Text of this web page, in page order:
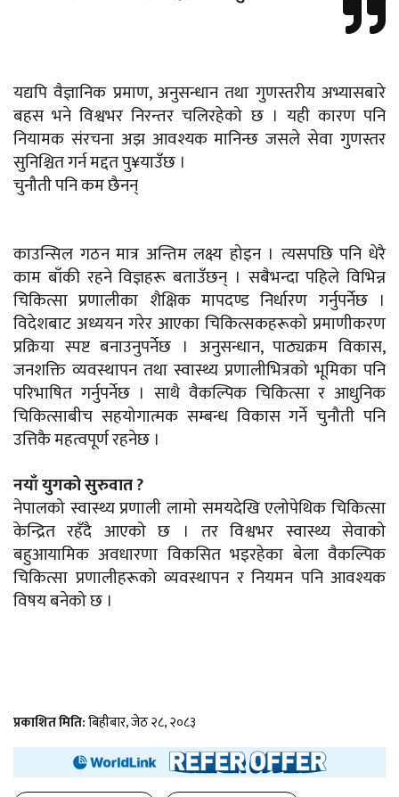
यद्यपि वैज्ञानिक प्रमाण, अनुसन्धान तथा गुणस्तरीय अभ्यासबारे
बहस भने विश्वभर निरन्तर चलिरहेको छ । यही कारण पनि
नियामक संरचना अझ आवश्यक मानिन्छ जसले सेवा गुणस्तर
सुनिश्चित गर्न मद्दत पु¥याउँछ ।
चुनौती पनि कम छैनन्
काउन्सिल गठन मात्र अन्तिम लक्ष्य होइन । त्यसपछि पनि धेरै
काम बाँकी रहने विज्ञहरू बताउँछन् । सबैभन्दा पहिले विभिन्न
चिकित्सा प्रणालीका शैक्षिक मापदण्ड निर्धारण गर्नुपर्नेछ ।
विदेशबाट अध्ययन गरेर आएका चिकित्सकहरूको प्रमाणीकरण
प्रक्रिया स्पष्ट बनाउनुपर्नेछ । अनुसन्धान, पाठ्यक्रम विकास,
जनशक्ति व्यवस्थापन तथा स्वास्थ्य प्रणालीभित्रको भूमिका पनि
परिभाषित गर्नुपर्नेछ । साथै वैकल्पिक चिकित्सा र आधुनिक
चिकित्साबीच सहयोगात्मक सम्बन्ध विकास गर्ने चुनौती पनि
उत्तिकै महत्वपूर्ण रहनेछ ।
नयाँ युगको सुरुवात ?
नेपालको स्वास्थ्य प्रणाली लामो समयदेखि एलोपेथिक चिकित्सा
केन्द्रित रहँदै आएको छ । तर विश्वभर स्वास्थ्य सेवाको
बहुआयामिक अवधारणा विकसित भइरहेका बेला वैकल्पिक
चिकित्सा प्रणालीहरूको व्यवस्थापन र नियमन पनि आवश्यक
विषय बनेको छ ।
प्रकाशित मिति:बिहीबार, जेठ २८, २०८३